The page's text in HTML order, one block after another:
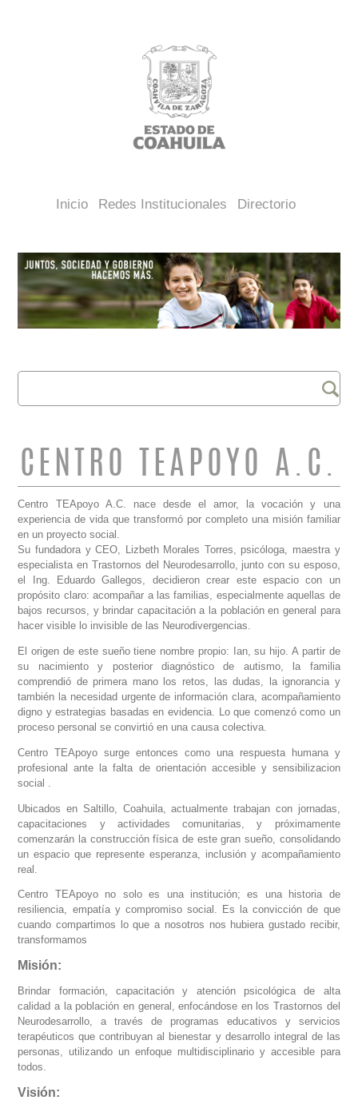
Inicio Redes Institucionales Directorio
FORMULARIO DE
BÚSQUEDA
Buscar
CENTRO TEAPOYO A.C.
Centro TEApoyo A.C. nace desde el amor, la vocación y una
experiencia de vida que transformó por completo una misión familiar
en un proyecto social.
Su fundadora y CEO, Lizbeth Morales Torres, psicóloga, maestra y
especialista en Trastornos del Neurodesarrollo, junto con su esposo,
el Ing. Eduardo Gallegos, decidieron crear este espacio con un
propósito claro: acompañar a las familias, especialmente aquellas de
bajos recursos, y brindar capacitación a la población en general para
hacer visible lo invisible de las Neurodivergencias.
El origen de este sueño tiene nombre propio: Ian, su hijo. A partir de
su nacimiento y posterior diagnóstico de autismo, la familia
comprendió de primera mano los retos, las dudas, la ignorancia y
también la necesidad urgente de información clara, acompañamiento
digno y estrategias basadas en evidencia. Lo que comenzó como un
proceso personal se convirtió en una causa colectiva.
Centro TEApoyo surge entonces como una respuesta humana y
profesional ante la falta de orientación accesible y sensibilizacion
social .
Ubicados en Saltillo, Coahuila, actualmente trabajan con jornadas,
capacitaciones y actividades comunitarias, y próximamente
comenzarán la construcción física de este gran sueño, consolidando
un espacio que represente esperanza, inclusión y acompañamiento
real.
Centro TEApoyo no solo es una institución; es una historia de
resiliencia, empatía y compromiso social. Es la convicción de que
cuando compartimos lo que a nosotros nos hubiera gustado recibir,
transformamos
Misión:
Brindar formación, capacitación y atención psicológica de alta
calidad a la población en general, enfocándose en los Trastornos del
Neurodesarrollo, a través de programas educativos y servicios
terapéuticos que contribuyan al bienestar y desarrollo integral de las
personas, utilizando un enfoque multidisciplinario y accesible para
todos.
Visión: